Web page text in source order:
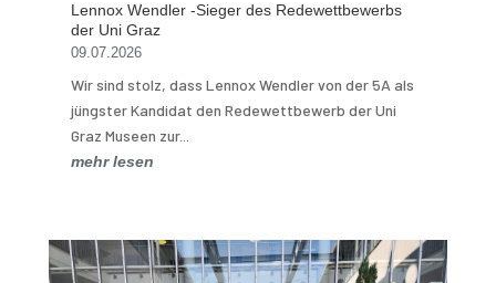
Lennox Wendler -Sieger des Redewettbewerbs
der Uni Graz
09.07.2026
Wir sind stolz, dass Lennox Wendler von der 5A als
jüngster Kandidat den Redewettbewerb der Uni
Graz Museen zur...
mehr lesen